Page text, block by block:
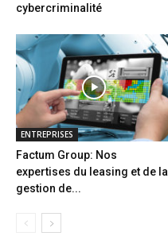
cybercriminalité
ENTREPRISES
Factum Group: Nos
expertises du leasing et de la
gestion de...